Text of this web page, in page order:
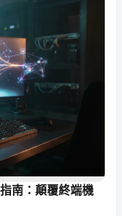
南：顛覆終端機